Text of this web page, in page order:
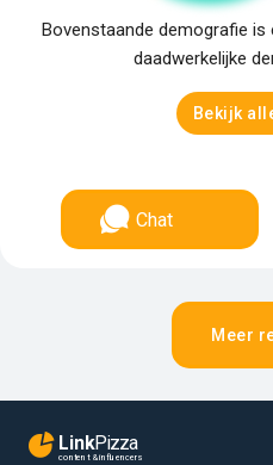
Bovenstaande demografie is
daadwerkelijke
Bekijk
Chat
Meer
LinkPizza
content & influencers